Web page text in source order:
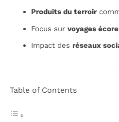
Produits du terroir
Focus sur voyages
Impact des réseaux
Table of Contents